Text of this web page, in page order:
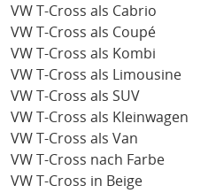
VW T-Cross als Cabrio
VW T-Cross als Coupé
VW T-Cross als Kombi
VW T-Cross als Limousine
VW T-Cross als SUV
VW T-Cross als Kleinwagen
VW T-Cross als Van
VW T-Cross nach Farbe
VW T-Cross in Beige